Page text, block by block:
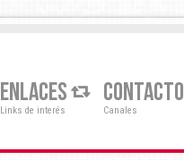
ENLACES
Links de interés
CONTACTO
Canales